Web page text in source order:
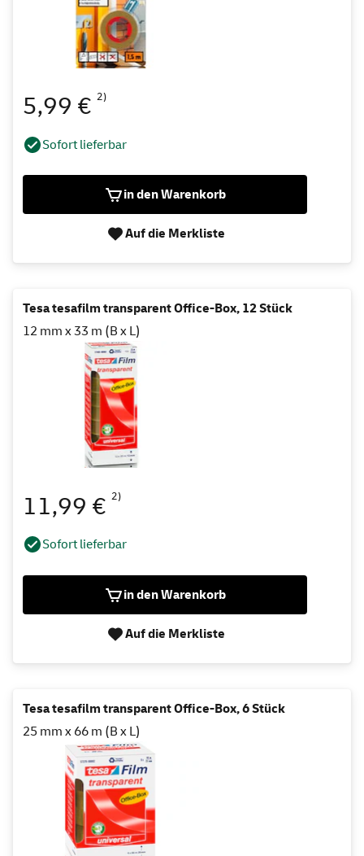
5,99 € 2)
Sofort lieferbar
in den Warenkorb
Auf die Merkliste
Tesa tesafilm transparent Office-Box, 12 Stück
12 mm x 33 m (B x L)
11,99 € 2)
Sofort lieferbar
in den Warenkorb
Auf die Merkliste
Tesa tesafilm transparent Office-Box, 6 Stück
25 mm x 66 m (B x L)